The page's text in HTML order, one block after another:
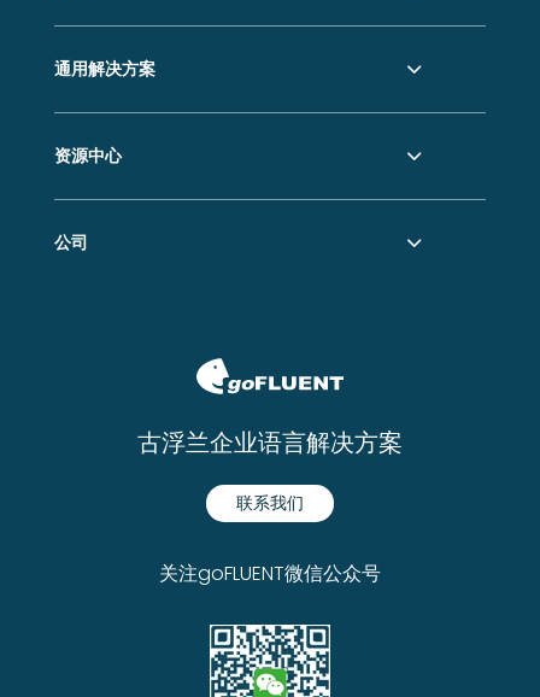
通用解决方案
资源中心
公司
古浮兰企业语言解决方案
联系我们
关注goFLUENT微信公众号